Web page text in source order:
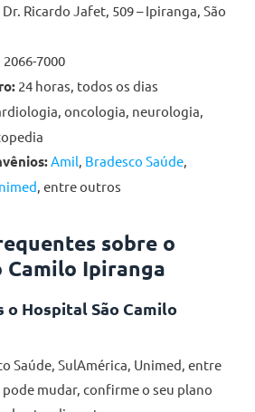
Dr. Ricardo Jafet, 509 – Ipiranga, São
2066-7000
24 horas, todos os dias
oncologia, neurologia,
Amil, Bradesco Saúde,
, entre outros
sobre o
Camilo Ipiranga
o Hospital São Camilo
Saúde, SulAmérica, Unimed, entre
mudar, confirme o seu plano